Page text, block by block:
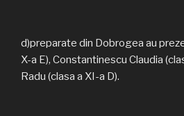
d)preparate din Dobrogea au
X-a E), Constantinescu Claudia
Radu (clasa a XI-a D).